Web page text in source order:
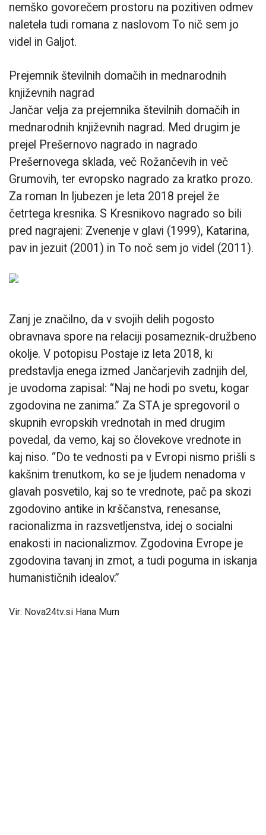
nemško govorečem prostoru na pozitiven odmev
naletela tudi romana z naslovom To nič sem jo
videl in Galjot.
Prejemnik številnih domačih in mednarodnih
književnih nagrad
Jančar velja za prejemnika številnih domačih in
mednarodnih književnih nagrad. Med drugim je
prejel Prešernovo nagrado in nagrado
Prešernovega sklada, več Rožančevih in več
Grumovih, ter evropsko nagrado za kratko prozo.
Za roman In ljubezen je leta 2018 prejel že
četrtega kresnika. S Kresnikovo nagrado so bili
pred nagrajeni: Zvenenje v glavi (1999), Katarina,
pav in jezuit (2001) in To noč sem jo videl (2011).
Zanj je značilno, da v svojih delih pogosto
obravnava spore na relaciji posameznik-družbeno
okolje. V potopisu Postaje iz leta 2018, ki
predstavlja enega izmed Jančarjevih zadnjih del,
je uvodoma zapisal: “Naj ne hodi po svetu, kogar
zgodovina ne zanima.” Za STA je spregovoril o
skupnih evropskih vrednotah in med drugim
povedal, da vemo, kaj so človekove vrednote in
kaj niso. “Do te vednosti pa v Evropi nismo prišli s
kakšnim trenutkom, ko se je ljudem nenadoma v
glavah posvetilo, kaj so te vrednote, pač pa skozi
zgodovino antike in krščanstva, renesanse,
racionalizma in razsvetljenstva, idej o socialni
enakosti in nacionalizmov. Zgodovina Evrope je
zgodovina tavanj in zmot, a tudi poguma in iskanja
humanističnih idealov.”
Vir: Nova24tv.si Hana Murn